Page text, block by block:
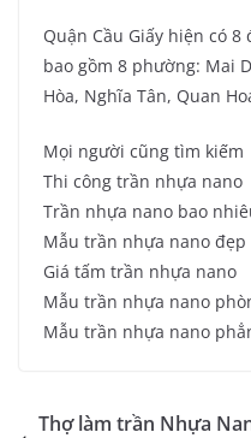
Quận Cầu Giấy hiện có
bao gồm 8 phường: Mai
Hòa, Nghĩa Tân, Quan
Mọi người cũng tìm kiếm
Thi công trần nhựa nano
Trần nhựa nano bao
Mẫu trần nhựa nano đẹp
Giá tấm trần nhựa nano
Mẫu trần nhựa nano
Mẫu trần nhựa nano
Thợ làm trần Nhựa